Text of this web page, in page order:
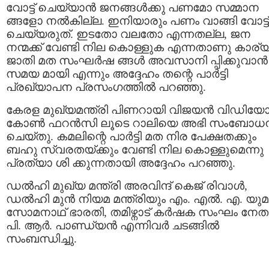
വോട്ട് ചെയ്യാൻ ജനങ്ങൾക്കു പണമോ സമ്മാന
ങ്ങളോ നൽകില്ല. ഇനിയാരും പണം വാങ്ങി വോട്ട്
ചെയ്യരുത്. ഇടതോ വലതോ എന്നതല്ല, ജന
നന്മക്ക് വേണ്ടി നില കൊള്ളുക എന്നതാണു
ജാതി മത സംഘർഷ ങ്ങൾ അവസാനി പ്പിക്കുവാൻ
സമയ മായി എന്നും അദ്ദേഹം തന്റെ പാര്‍ട്ടി
പ്രഖ്യാപന പ്രസംഗത്തില്‍ പറഞ്ഞു.
കേരള മുഖ്യമന്ത്രി പിണറായി വിജയൻ
കോൺ ഫറൻസി ലൂടെ റാലിയെ അഭി
ചെയ്തു. കമലിന്റെ പാർട്ടി മത നിര പേക്ഷതക്കും
ബഹു സ്വരതയ്ക്കും വേണ്ടി നില കൊള്ളുമെന്നു
പ്രത്യാ ശി ക്കുന്നതായി അദ്ദേഹം പറഞ്ഞു.
ഡല്‍ഹി മുഖ്യ മന്ത്രി അരവിന്ദ് കെജ്‌ രിവാള്‍,
ഡൽഹി മുൻ നിയമ മന്ത്രിയും എം. എൽ. എ.
സോമനാഥ് ഭാരതി, തമിഴ്നാട് കർഷക സംഘം
പി. ആർ. പാണ്ഡ്യന്‍ എന്നിവര്‍ ചടങ്ങില്‍
സംബന്ധിച്ചു.